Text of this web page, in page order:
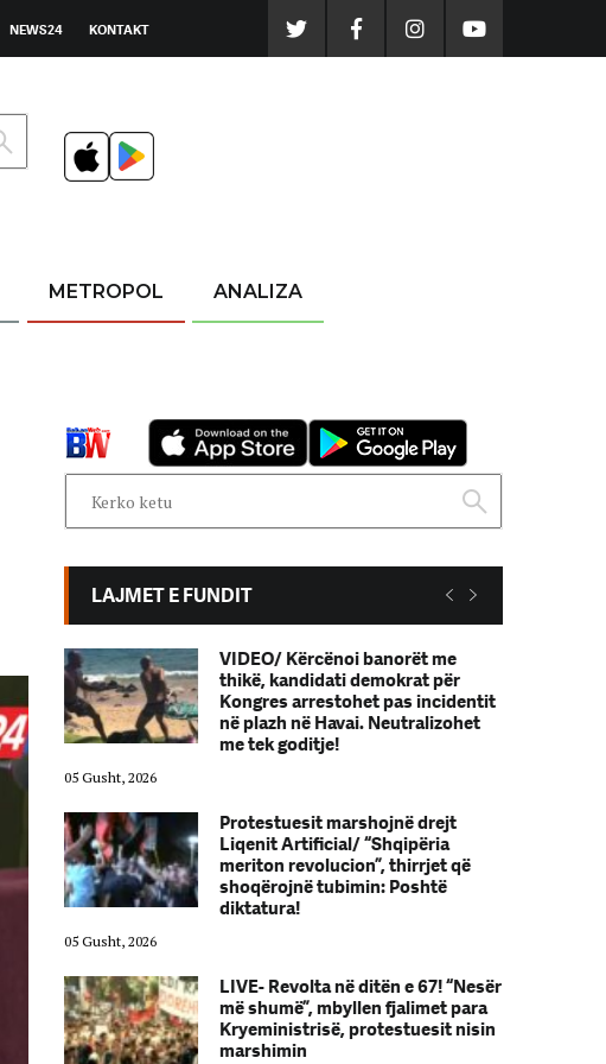
NEWS24 KONTAKT
METROPOL ANALIZA
LAJMET E FUNDIT
që
VIDEO/ Kërcënoi banorët me
thikë, kandidati demokrat për
Kongres arrestohet pas incidentit
në plazh në Havai. Neutralizohet
me tek goditje!
05 Gusht, 2026
Protestuesit marshojnë drejt
Liqenit Artificial/ “Shqipëria
meriton revolucion”, thirrjet që
shoqërojnë tubimin: Poshtë
diktatura!
05 Gusht, 2026
LIVE- Revolta në ditën e 67! “Nesër
më shumë”, mbyllen fjalimet para
Kryeministrisë, protestuesit nisin
marshimin